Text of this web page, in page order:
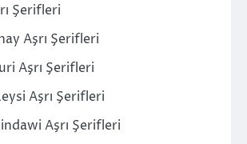
Şerifleri
Aşrı Şerifleri
Aşrı Şerifleri
Aşrı Şerifleri
Aşrı Şerifleri